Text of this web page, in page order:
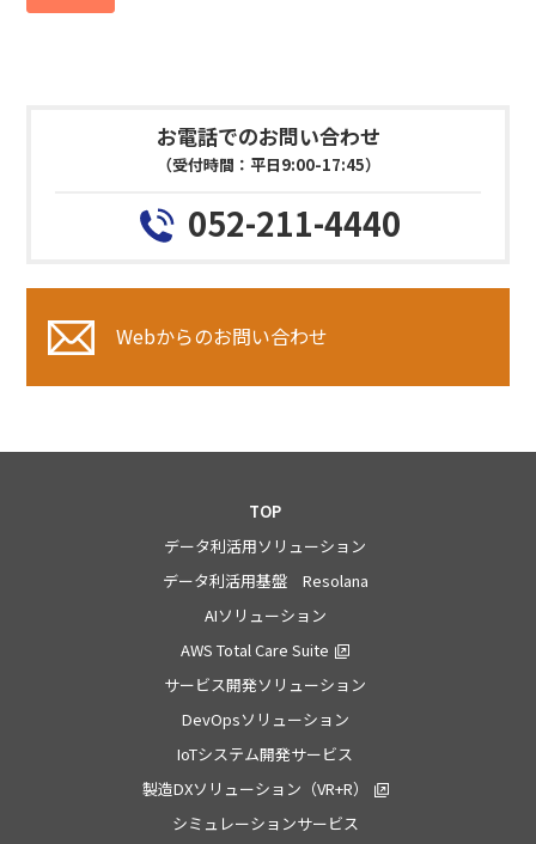
お電話でのお問い合わせ
（受付時間：平日9:00-17:45）
052-211-4440
Webからのお問い合わせ
TOP
データ利活用ソリューション
データ利活用基盤 Resolana
AIソリューション
AWS Total Care Suite
サービス開発ソリューション
DevOpsソリューション
IoTシステム開発サービス
製造DXソリューション（VR+R）
シミュレーションサービス